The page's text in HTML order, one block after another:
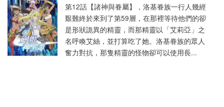
第12話【諸神與眷屬】，洛基眷族一行人幾經
艱難終於來到了第59層，在那裡等待他們的卻
是形狀詭異的精靈，而那精靈以「艾莉亞」之
名呼喚艾絲，並打算吃了她。洛基眷族的眾人
奮力對抗，那隻精靈的怪物卻可以使用長...